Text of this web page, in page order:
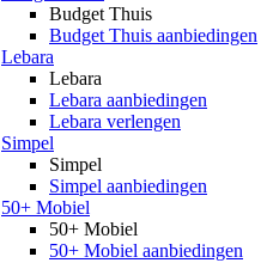
Budget Thuis
Budget Thuis aanbiedingen
Lebara
Lebara
Lebara aanbiedingen
Lebara verlengen
Simpel
Simpel
Simpel aanbiedingen
50+ Mobiel
50+ Mobiel
50+ Mobiel aanbiedingen